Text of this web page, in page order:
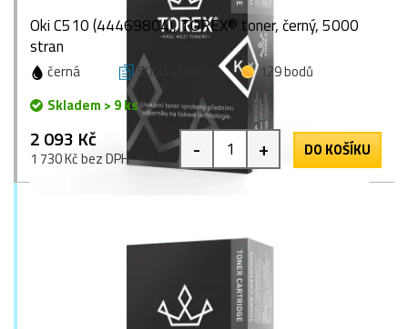
Oki C510 (44469804), TOREX® toner, černý, 5000
stran
černá 5000 stran
129 bodů
Skladem > 9 ks
2 093 Kč
1 730 Kč bez DPH - + DO KOŠÍKU